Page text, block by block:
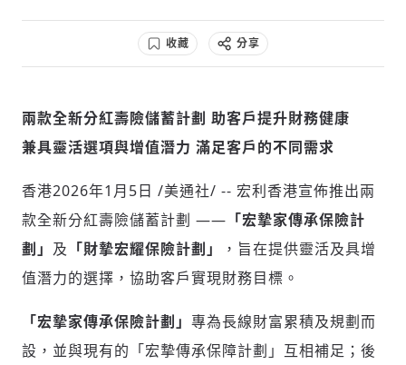
科技
社會
收藏 分享
兩款全新分紅壽險儲蓄計劃 助客戶提升財務健康
兼具靈活選項與增值潛力 滿足客戶的不同需求
香港2026年1月5日 /美通社/ -- 宏利香港宣佈推出兩
款全新分紅壽險儲蓄計劃 —— 「宏摯家傳承保險計
劃」 及 「財摯宏耀保險計劃」
，旨在提供靈活及具增
值潛力的選擇，協助客戶實現財務目標。
「宏摯家傳承保險計劃」 專為長線財富累積及規劃而
設，並與現有的「宏摯傳承保障計劃」互相補足；後